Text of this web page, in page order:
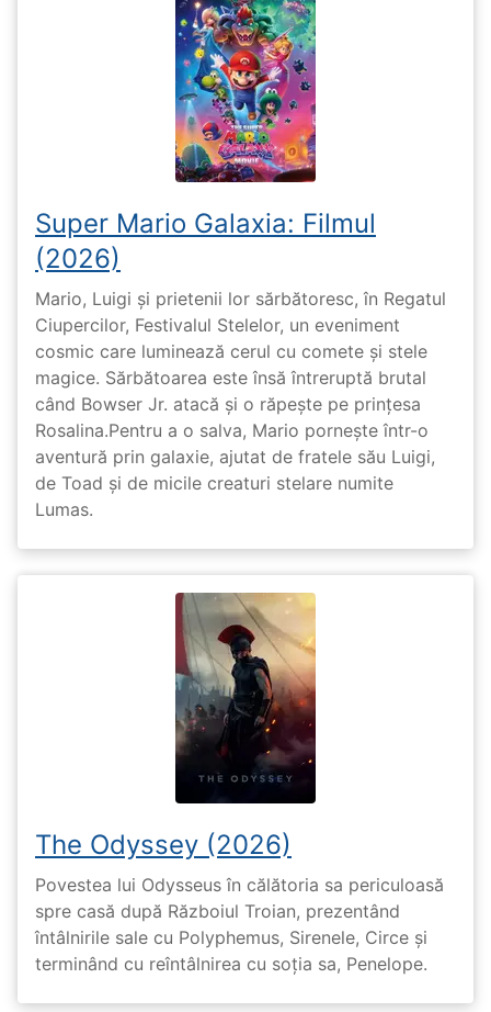
Super Mario Galaxia: Filmul
(2026)
Mario, Luigi și prietenii lor sărbătoresc, în Regatul
Ciupercilor, Festivalul Stelelor, un eveniment
cosmic care luminează cerul cu comete și stele
magice. Sărbătoarea este însă întreruptă brutal
când Bowser Jr. atacă și o răpește pe prinţesa
Rosalina.Pentru a o salva, Mario pornește într-o
aventură prin galaxie, ajutat de fratele său Luigi,
de Toad și de micile creaturi stelare numite
Lumas.
The Odyssey (2026)
Povestea lui Odysseus în călătoria sa periculoasă
spre casă după Războiul Troian, prezentând
întâlnirile sale cu Polyphemus, Sirenele, Circe și
terminând cu reîntâlnirea cu soția sa, Penelope.